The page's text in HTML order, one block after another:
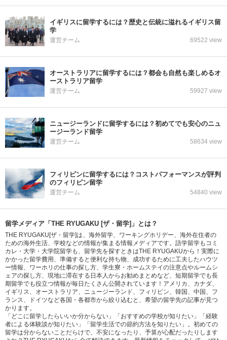
イギリスに留学するには？歴史と伝統に溢れるイギリス留
学
運営チーム 69522 view
オーストラリアに留学するには？都会も自然も楽しめるオ
ーストラリア留学
運営チーム 59927 view
ニュージーランドに留学するには？初めてでも安心のニュ
ージーランド留学
運営チーム 58634 view
フィリピンに留学するには？コストパフォーマンスが評判
のフィリピン留学
運営チーム 54840 view
留学メディア「THE RYUGAKU [ザ・留学]」とは？
THE RYUGAKU[ザ・留学]は、海外留学、ワーキングホリデー、海外在住者の
ための海外生活、学校などの情報が集まる情報メディアです。語学留学もコミ
カレ・大学・大学院留学も、留学先を探すときはTHE RYUGAKUから！実際に
かかった留学費用、準備すると便利な持ち物、成功するために工夫したハウツ
ー情報、ワーホリの仕事の探し方、学生寮・ホームステイの注意点やルームシ
ェアの探し方、現地に滞在する日本人からお勧めまとめなど、短期留学でも長
期留学でも役立つ情報が毎日たくさん公開されています！アメリカ、カナダ、
イギリス、オーストラリア、ニュージーランド、フィリピン、韓国、中国、フ
ランス、ドイツなど各国・各都市から絞り込むと、希望の留学先の記事が見つ
かります。
「どこに留学したらいいか分からない」「おすすめの学校が知りたい」「経験
者による体験談が知りたい」「留学生活での節約方法を知りたい」。初めての
留学は分からないことだらけで、不安になったり、予算が心配だったりします